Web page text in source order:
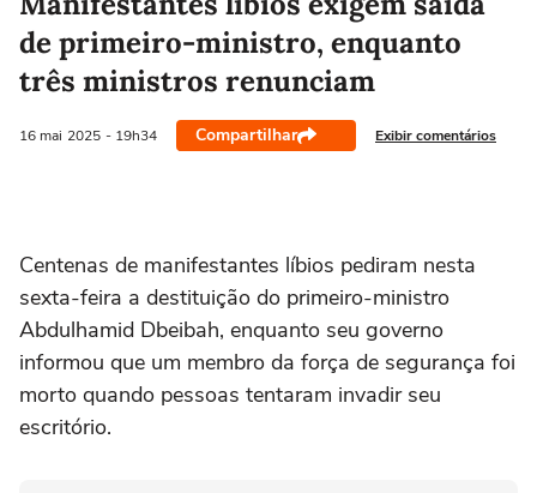
de primeiro-ministro, enquanto
três ministros renunciam
16 mai 2025 - 19h34 Compartilhar Exibir comentários
Centenas de manifestantes líbios pediram nesta
sexta-feira a destituição do primeiro-ministro
Abdulhamid Dbeibah, enquanto seu governo
informou que um membro da força de segurança foi
morto quando pessoas tentaram invadir seu
escritório.